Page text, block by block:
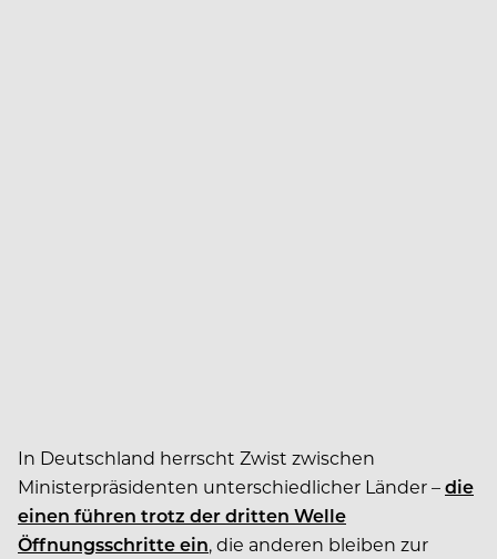
In Deutschland herrscht Zwist zwischen
Ministerpräsidenten unterschiedlicher Länder –die
einen führen trotz der dritten Welle
Öffnungsschritte ein, die anderen bleiben zur